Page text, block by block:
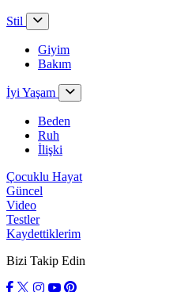
Stil
Giyim
Bakım
İyi Yaşam
Beden
Ruh
İlişki
Çocuklu Hayat
Güncel
Video
Testler
Kaydettiklerim
Bizi Takip Edin